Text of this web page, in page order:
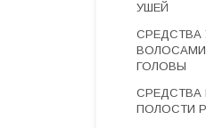
УШЕЙ
СРЕДСТВА
ГОЛОВЫ
СРЕДСТВА
ПОЛОСТИ